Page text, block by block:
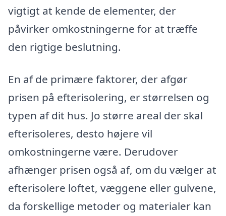
vigtigt at kende de elementer, der
påvirker omkostningerne for at træffe
den rigtige beslutning.
En af de primære faktorer, der afgør
prisen på efterisolering, er størrelsen og
typen af dit hus. Jo større areal der skal
efterisoleres, desto højere vil
omkostningerne være. Derudover
afhænger prisen også af, om du vælger at
efterisolere loftet, væggene eller gulvene,
da forskellige metoder og materialer kan